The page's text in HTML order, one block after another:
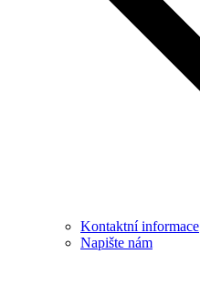
Kontaktní informace
Napište nám